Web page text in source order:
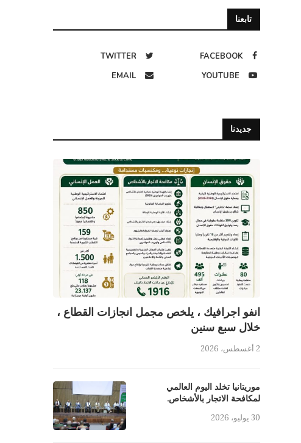
تابعنا
FACEBOOK
TWITTER
YOUTUBE
EMAIL
جديدنا
انفو اجرافيك ، يلخص مجمل انجازات القطاع ،
خلال سبع سنين
2 أغسطس، 2026
موريتانيا تخلد اليوم العالمي
لمكافحة الاتجار بالأشخاص.
30 يوليو، 2026